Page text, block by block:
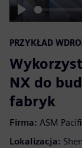
Play
PRZYKŁAD
NX do
fabryk
Firma: ASM
Lokalizacja: